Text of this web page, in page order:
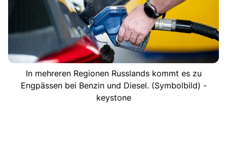
In mehreren Regionen Russlands kommt es zu
Engpässen bei Benzin und Diesel. (Symbolbild) -
keystone